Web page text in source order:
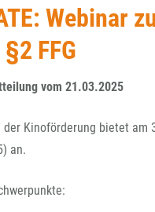
aus BKM-Preismitteln
in KürzeWebinar
FFG
vom 21.03.2025
der Kinoförderung bietet
an.